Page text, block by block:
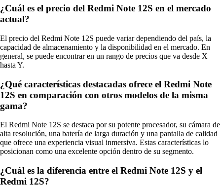
¿Cuál es el precio del Redmi Note 12S en el mercado
actual?
El precio del Redmi Note 12S puede variar dependiendo del país, la
capacidad de almacenamiento y la disponibilidad en el mercado. En
general, se puede encontrar en un rango de precios que va desde X
hasta Y.
¿Qué características destacadas ofrece el Redmi Note
12S en comparación con otros modelos de la misma
gama?
El Redmi Note 12S se destaca por su potente procesador, su cámara de
alta resolución, una batería de larga duración y una pantalla de calidad
que ofrece una experiencia visual inmersiva. Estas características lo
posicionan como una excelente opción dentro de su segmento.
¿Cuál es la diferencia entre el Redmi Note 12S y el
Redmi 12S?